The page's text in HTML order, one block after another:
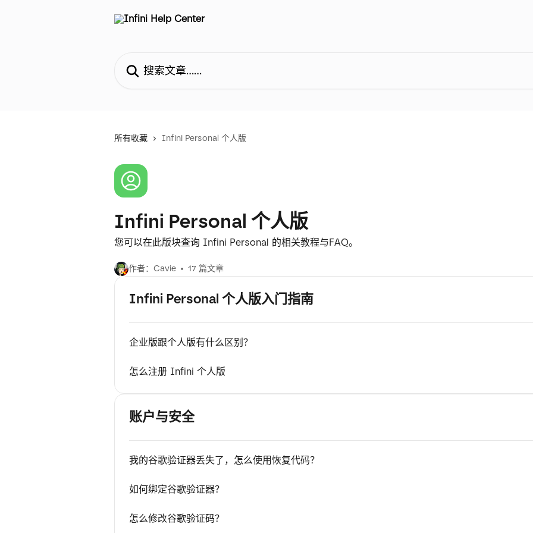
所有收藏 Infini Personal 个人版
Infini Personal 个人版
您可以在此版块查询 Infini Personal 的相关教程与FAQ。
作者：Cavie 17 篇文章
Infini Personal 个人版入门指南
企业版跟个人版有什么区别？
怎么注册 Infini 个人版
账户与安全
我的谷歌验证器丢失了，怎么使用恢复代码？
如何绑定谷歌验证器？
怎么修改谷歌验证码？